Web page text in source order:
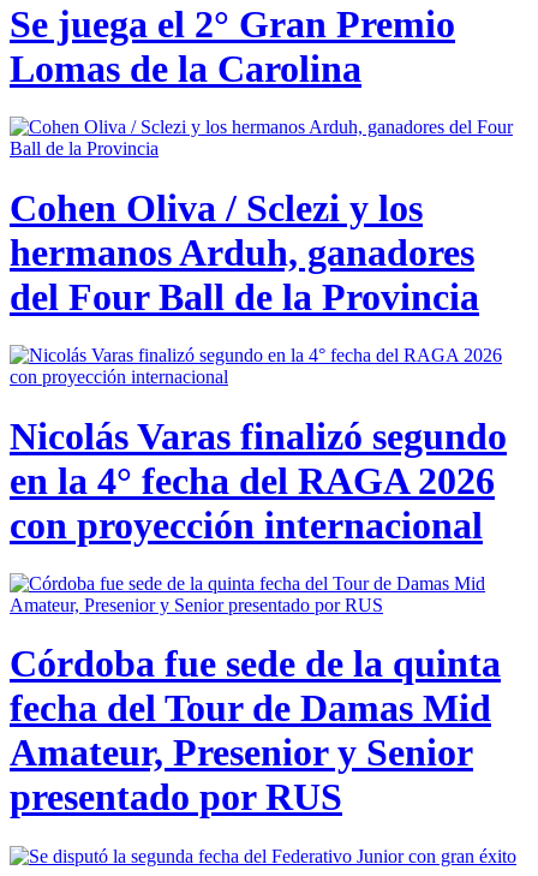
Se juega el 2° Gran Premio
Lomas de la Carolina
Cohen Oliva / Sclezi y los
hermanos Arduh, ganadores
del Four Ball de la Provincia
Nicolás Varas finalizó segundo
en la 4° fecha del RAGA 2026
con proyección internacional
Córdoba fue sede de la quinta
fecha del Tour de Damas Mid
Amateur, Presenior y Senior
presentado por RUS